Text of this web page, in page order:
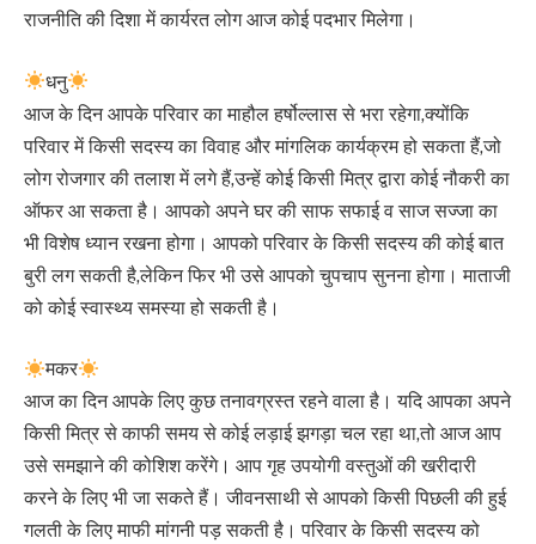
राजनीति की दिशा में कार्यरत लोग आज कोई पदभार मिलेगा।
धनु
आज के दिन आपके परिवार का माहौल हर्षोल्लास से भरा रहेगा,क्योंकि
परिवार में किसी सदस्य का विवाह और मांगलिक कार्यक्रम हो सकता हैं,जो
लोग रोजगार की तलाश में लगे हैं,उन्हें कोई किसी मित्र द्वारा कोई नौकरी का
ऑफर आ सकता है। आपको अपने घर की साफ सफाई व साज सज्जा का
भी विशेष ध्यान रखना होगा। आपको परिवार के किसी सदस्य की कोई बात
बुरी लग सकती है,लेकिन फिर भी उसे आपको चुपचाप सुनना होगा। माताजी
को कोई स्वास्थ्य समस्या हो सकती है।
मकर
आज का दिन आपके लिए कुछ तनावग्रस्त रहने वाला है। यदि आपका अपने
किसी मित्र से काफी समय से कोई लड़ाई झगड़ा चल रहा था,तो आज आप
उसे समझाने की कोशिश करेंगे। आप गृह उपयोगी वस्तुओं की खरीदारी
करने के लिए भी जा सकते हैं। जीवनसाथी से आपको किसी पिछली की हुई
गलती के लिए माफी मांगनी पड़ सकती है। परिवार के किसी सदस्य को